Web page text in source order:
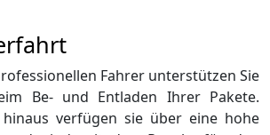
Fahrer unterstützen Sie
Be- und Entladen Ihrer Pakete.
verfügen sie über eine hohe